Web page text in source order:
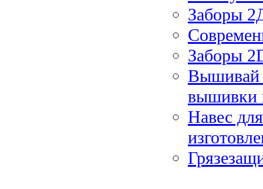
Заборы
Заборы
Вышивай
вышивки
Навес